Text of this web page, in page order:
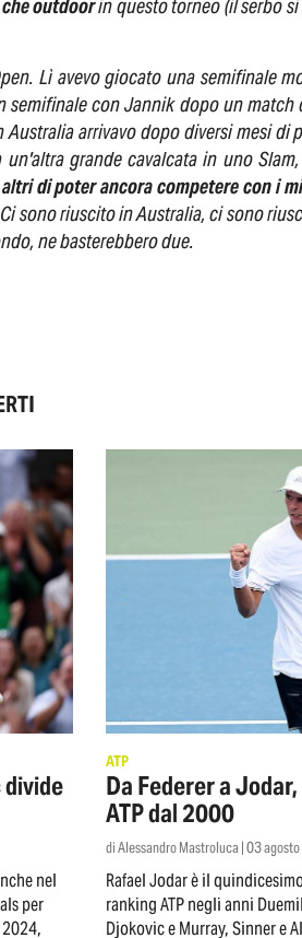
che outdoorin questo torneo (il serbo
Lì avevo giocato una semifinale
semifinale con Jannik dopo un match
arrivavo dopo diversi mesi di
grande cavalcata in uno
di poter ancora competere con i
sono riuscito in Australia, ci sono
ne basterebbero due.
divide
nel
per
ATP
Da Federer a
ATP dal 2000
di Alessandro Mastroluca | 03
Rafael Jodar è il
ranking ATP negli anni
Djokovic e Murray, Sinner e